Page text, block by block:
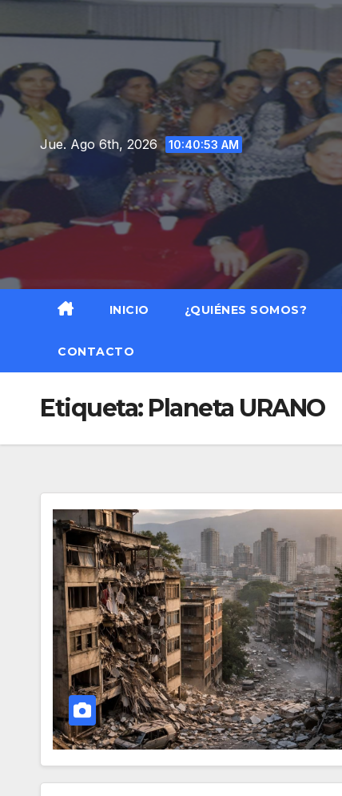
al
contenido
Jue. Ago 6th, 2026 10:40:54 AM
INICIO ¿QUIÉNES SOMOS?
CONTACTO
Etiqueta: Planeta URANO